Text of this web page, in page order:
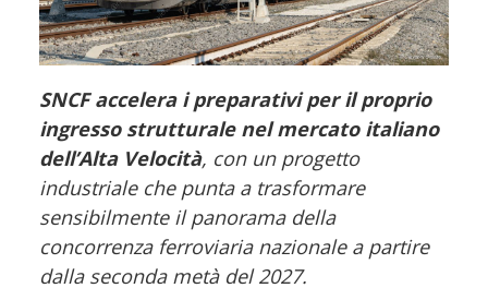
SNCF accelera i preparativi per il proprio
ingresso strutturale nel mercato italiano
dell’Alta Velocità, con un progetto
industriale che punta a trasformare
sensibilmente il panorama della
concorrenza ferroviaria nazionale a partire
dalla seconda metà del 2027.